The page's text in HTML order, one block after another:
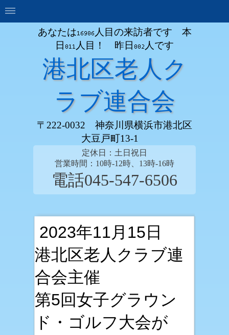
あなたは
人目の来訪者です 本
日
人目！ 昨日 人です
港北区老人ク
ラブ連合会
〒222-0032 神奈川県横浜市港北区
大豆戸町13-1
定休日：土日祝日
営業時間：10時-12時、13時-16時
電話045-547-6506
2023年11月15日
港北区老人クラブ連
合会主催
第5回女子グラウン
ド・ゴルフ大会が